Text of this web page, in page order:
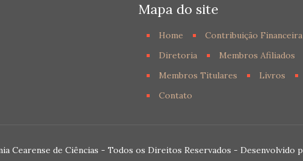
Mapa do site
Home Contribuição Financeira
Diretoria
Membros Afiliados
Membros Titulares
Livros
Contato
Cearense de Ciências - Todos os Direitos Reservados - Desenvolvido